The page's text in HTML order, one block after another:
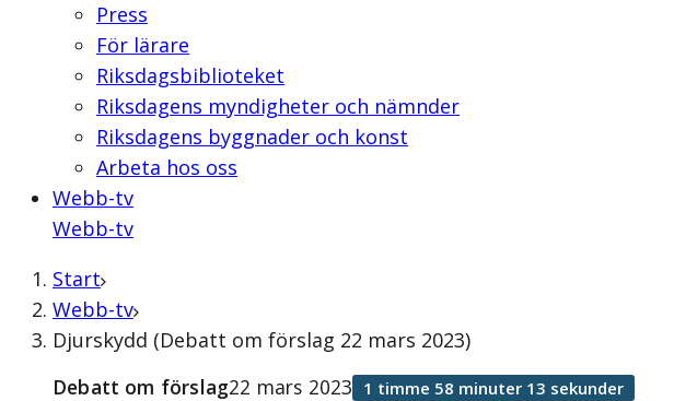
Press
För lärare
Riksdagsbiblioteket
Riksdagens myndigheter och nämnder
Riksdagens byggnader och konst
Arbeta hos oss
Webb-tv
Webb-tv
Start
Webb-tv
Djurskydd (Debatt om förslag 22 mars 2023)
Debatt om förslag22 mars 2023 1 timme 58 minuter 13 sekunder